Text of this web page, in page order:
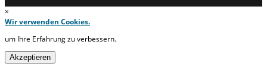
×
Wir verwenden Cookies.
um Ihre Erfahrung zu verbessern.
Akzeptieren